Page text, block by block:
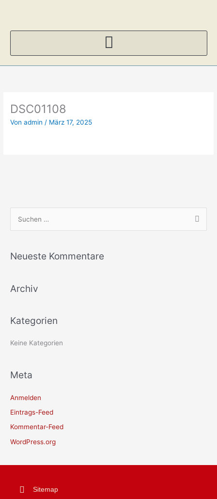
DSC01108
Vonadmin/ März 17, 2025
h
n
c
h
Neueste Kommentare
Archiv
Kategorien
Keine Kategorien
Meta
Anmelden
Eintrags-Feed
Kommentar-Feed
WordPress.org
Sitemap